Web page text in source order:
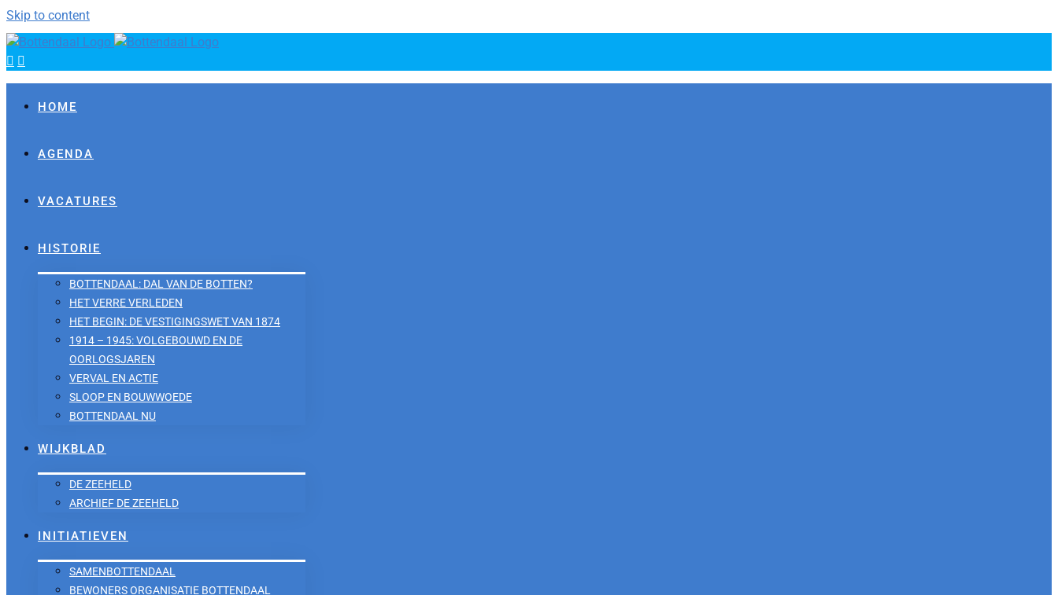
Skip to content
HOME
AGENDA
VACATURES
HISTORIE
BOTTENDAAL: DAL VAN DE BOTTEN?
HET VERRE VERLEDEN
HET BEGIN: DE VESTIGINGSWET VAN 1874
1914 – 1945: VOLGEBOUWD EN DE
OORLOGSJAREN
VERVAL EN ACTIE
SLOOP EN BOUWWOEDE
BOTTENDAAL NU
WIJKBLAD
DE ZEEHELD
ARCHIEF DE ZEEHELD
INITIATIEVEN
SAMENBOTTENDAAL
BEWONERS ORGANISATIE BOTTENDAAL